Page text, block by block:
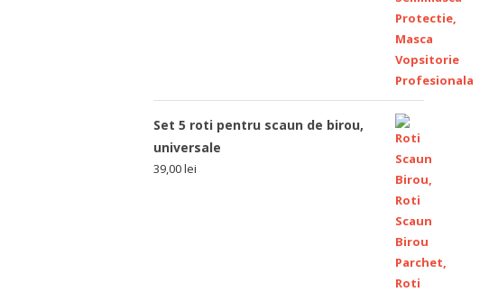
Set 5 roti pentru scaun de birou,
universale
39,00lei